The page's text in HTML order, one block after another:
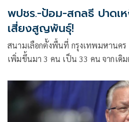
พปชร.-ป้อม-สกลธี ปาดเ
เสี่ยงสูญพันธุ์!
สนามเลือกตั้งพื้นที่ กรุงเทพมหานค
เพิ่มขึ้นมา 3 คน เป็น 33 คน จากเดิ